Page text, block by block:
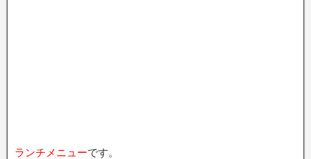
ランチメニューです。